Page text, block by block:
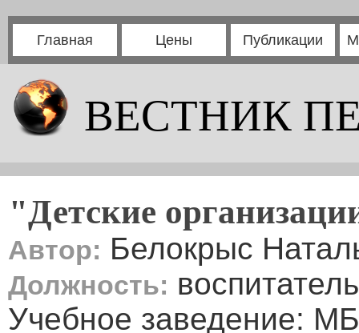
Главная Цены Публикации
ВЕСТНИК
"Детские
Автор: Белокрыс
Должность: воспитатель
Учебное заведение: